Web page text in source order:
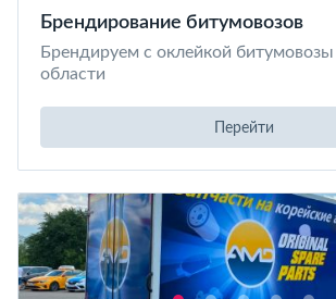
Брендирование битумовозов
Брендируем с оклейкой битумовозы
области
Перейти